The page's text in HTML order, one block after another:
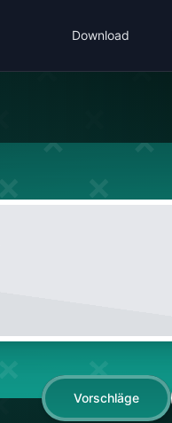
Download
Vorschläge